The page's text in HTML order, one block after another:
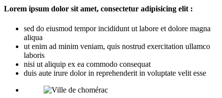
Lorem ipsum dolor sit amet, consectetur adipisicing elit :
sed do eiusmod tempor incididunt ut labore et dolore magna
aliqua
ut enim ad minim veniam, quis nostrud exercitation ullamco
laboris
nisi ut aliquip ex ea commodo consequat
duis aute irure dolor in reprehenderit in voluptate velit esse